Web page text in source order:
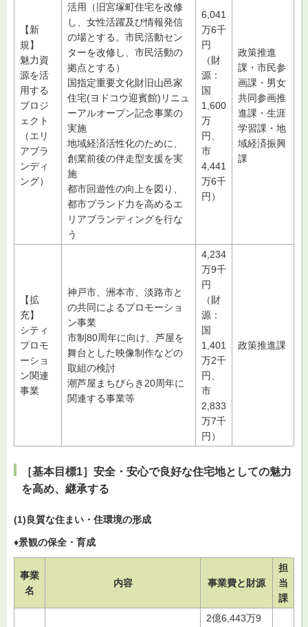
【新
規】
魅力資
源を活
用する
プロジ
ェクト
（エリ
アブラ
ンディ
ング）
活用（旧宮塚町住宅を改修
し、女性活躍及び情報発信
の場とする。市民活動セン
ターを改修し、市民活動の
拠点とする）
国指定重要文化財旧山邑家
住宅(ヨドコウ迎賓館)リニュ
ーアルオープン記念事業の
実施
地域経済活性化のために、
創業前後の伴走型支援を実
施
都市回遊性の向上を図り、
都市ブランド力を高めるエ
リアブランディングを行な
う
6,041
万6千
円
（財
源：
国
1,600
万
円、
市
4,441
万6千
円）
政策推進
課・市民参
画課・男女
共同参画推
進課・生涯
学習課・地
域経済振興
課
【拡
充】
シティ
プロモ
ーショ
ン関連
事業
神戸市、洲本市、淡路市と
の共同によるプロモーショ
ン事業
市制80周年に向け、芦屋を
舞台とした映像制作などの
取組の検討
潮芦屋まちびらき20周年に
関連する事業等
4,234
万9千
円
（財
源：
国
1,401
万2千
円、
市
2,833
万7千
円）
政策推進課
［基本目標1］安全・安心で良好な住宅地としての魅力
を高め、継承する
(1)良質な住まい・住環境の形成
♦景観の保全・育成
事業
名
内容 事業費と財源
担
当
課
2億6,443万9